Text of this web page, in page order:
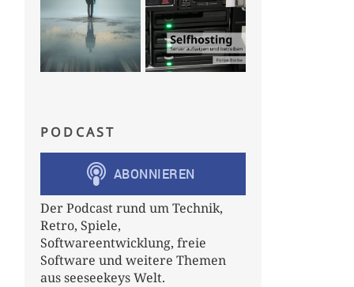
PODCAST
Der Podcast rund um Technik,
Retro, Spiele,
Softwareentwicklung, freie
Software und weitere Themen
aus seeseekeys Welt.